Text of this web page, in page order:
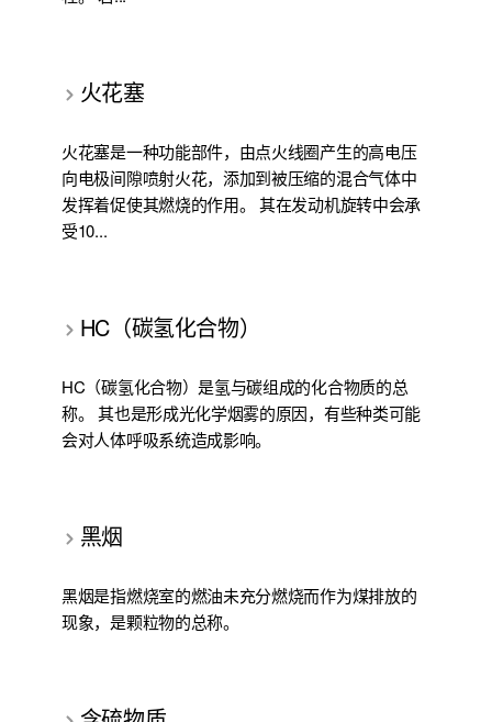
火花塞
火花塞是一种功能部件，由点火线圈产生的高电压
向电极间隙喷射火花，添加到被压缩的混合气体中
发挥着促使其燃烧的作用。 其在发动机旋转中会承
受10...
HC（碳氢化合物）
HC（碳氢化合物）是氢与碳组成的化合物质的总
称。 其也是形成光化学烟雾的原因，有些种类可能
会对人体呼吸系统造成影响。
黑烟
黑烟是指燃烧室的燃油未充分燃烧而作为煤排放的
现象，是颗粒物的总称。